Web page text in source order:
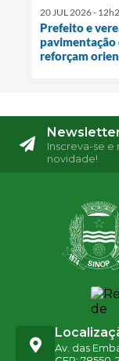
20 JUL 2026 -
Prefeito e
pavimentação
reforçam
Inscreva-se e
novidade!
Av. das